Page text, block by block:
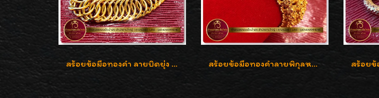
สร้อยข้อมือทองคำ ลายบิดยุ่ง ทองคำ 96.5% น้ำหนัก 3 บาท สวยน่าสะสมค่ะ สร้อยข้อมือทองคำลายพิกุลหลังเต่า น้ำหนัก 86.6g ( 5.71 บาท ) หน้ากว้าง 20 มิล